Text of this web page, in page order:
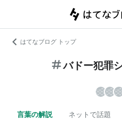
はてなブログ トップ
バドー犯罪
言葉の解説 ネットで話題